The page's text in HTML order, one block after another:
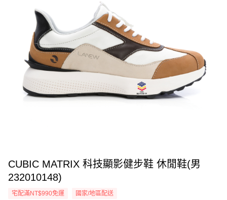
CUBIC MATRIX 科技顯影健步鞋 休閒鞋(男
232010148)
宅配滿NT$990免運 國家/地區配送